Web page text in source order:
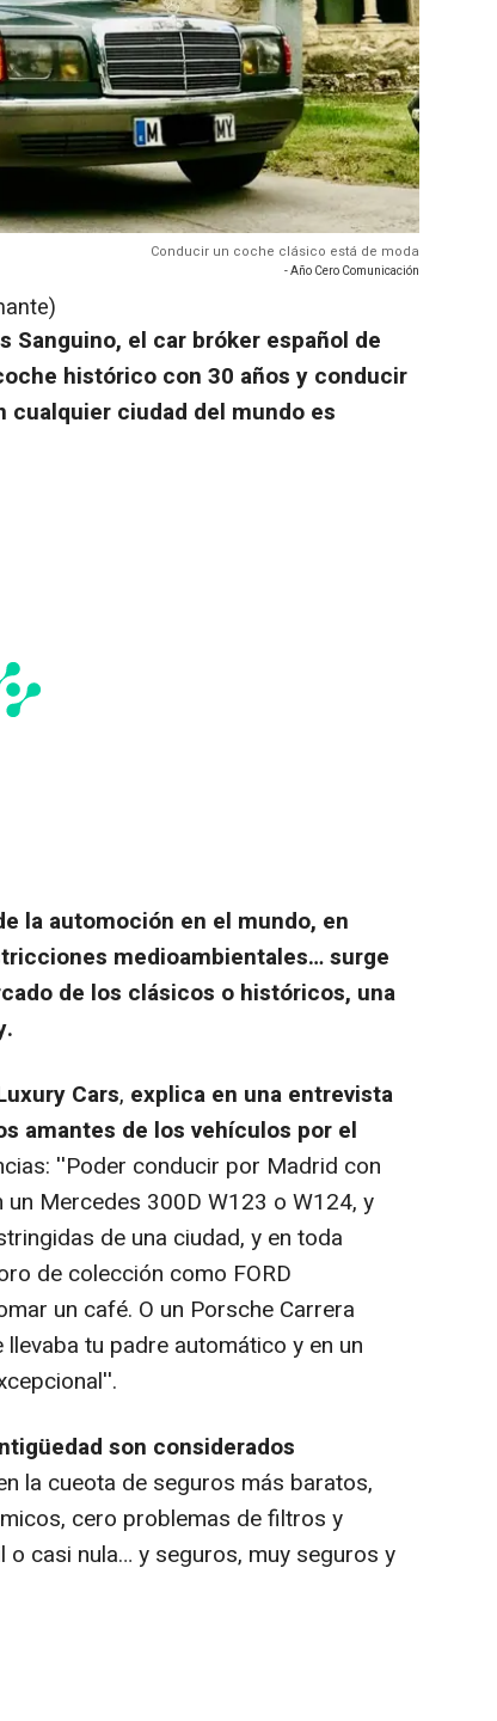
Conducir un coche clásico está de moda
- Año Cero Comunicación
Sanguino, el car bróker español de
histórico con 30 años y conducir
ciudad del mundo es
la automoción en el mundo, en
medioambientales… surge
de los clásicos o históricos, una
Cars, explica en una entrevista
amantes de los vehículos por el
''Poder conducir por Madrid con
Mercedes 300D W123 o W124, y
de una ciudad, y en toda
de colección como FORD
un café. O un Porsche Carrera
tu padre automático y en un
son considerados
la cueota de seguros más baratos,
cero problemas de filtros y
casi nula… y seguros, muy seguros y